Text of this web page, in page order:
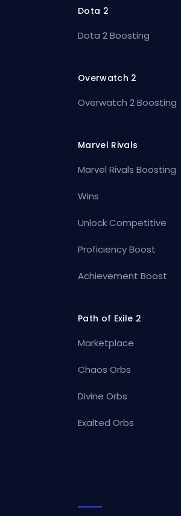
Dota 2
Dota 2 Boosting
Overwatch 2
Overwatch 2 Boosting
Marvel Rivals
Marvel Rivals Boosting
Wins
Unlock Competitive
Proficiency Boost
Achievement Boost
Path of Exile 2
Marketplace
Chaos Orbs
Divine Orbs
Exalted Orbs